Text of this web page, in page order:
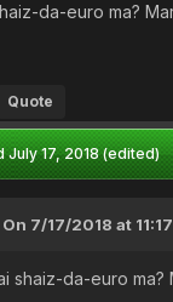
da-euro ma?
Quote
July 17, 2018 (edited)
On 7/17/2018 at 11:17
shaiz-da-euro